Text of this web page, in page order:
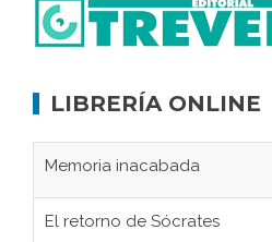
LIBRERÍA ONLINE
Memoria inacabada
El retorno de Sócrates